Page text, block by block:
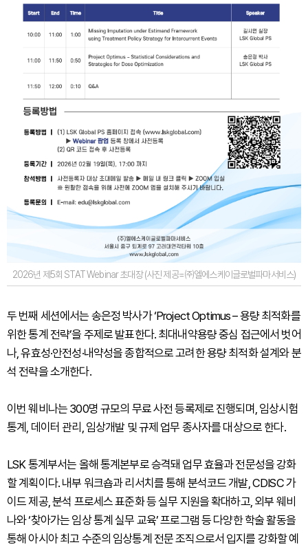
2026년 제5회 STAT Webinar 초대장 (사진 제공=㈜엘에스케이글로벌파마서비스)
두 번째 세션에서는 송은정 박사가 ‘Project Optimus – 용량 최적화를
위한 통계 전략’을 주제로 발표한다. 최대내약용량 중심 접근에서 벗어
나, 유효성·안전성·내약성을 종합적으로 고려한 용량 최적화 설계와 분
석 전략을 소개한다.
이번 웨비나는 300명 규모의 무료 사전 등록제로 진행되며, 임상시험
통계, 데이터 관리, 임상개발 및 규제 업무 종사자를 대상으로 한다.
LSK 통계부서는 올해 통계본부로 승격돼 업무 효율과 전문성을 강화
할 계획이다. 내부 워크숍과 리서치를 통해 분석코드 개발, CDISC 가
이드 제공, 분석 프로세스 표준화 등 실무 지원을 확대하고, 외부 웨비
나와 ‘찾아가는 임상 통계 실무 교육’ 프로그램 등 다양한 학술 활동을
통해 아시아 최고 수준의 임상통계 전문 조직으로서 입지를 강화할 예